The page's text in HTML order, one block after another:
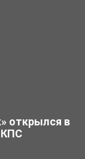
открылся в
КПС